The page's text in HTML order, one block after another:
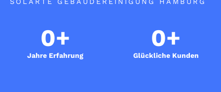
Jahre Erfahrung
0+
Glückliche Kunden
0+